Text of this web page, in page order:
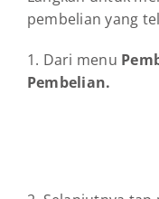
pembelian yang
1. Dari menu
Pembelian.